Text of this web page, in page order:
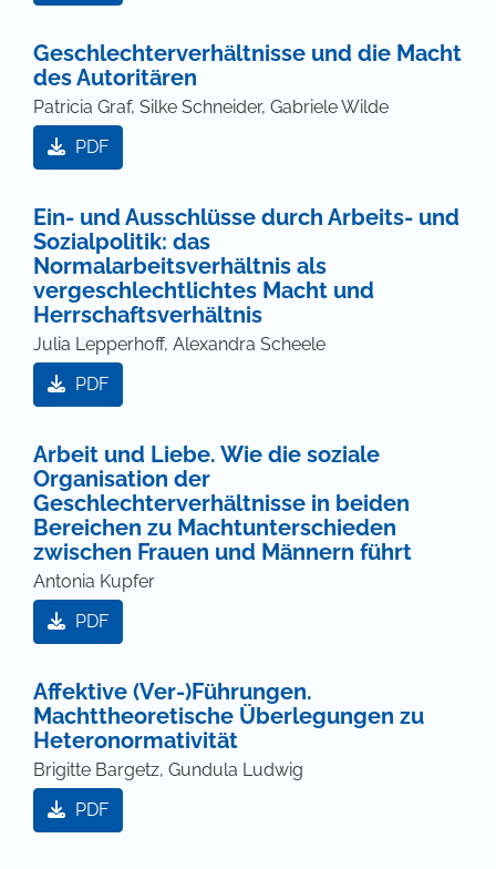
Geschlechterverhältnisse und die Macht
des Autoritären
Patricia Graf, Silke Schneider, Gabriele Wilde
PDF
Ein- und Ausschlüsse durch Arbeits- und
Sozialpolitik: das
Normalarbeitsverhältnis als
vergeschlechtlichtes Macht und
Herrschaftsverhältnis
Julia Lepperhoff, Alexandra Scheele
PDF
Arbeit und Liebe. Wie die soziale
Organisation der
Geschlechterverhältnisse in beiden
Bereichen zu Machtunterschieden
zwischen Frauen und Männern führt
Antonia Kupfer
PDF
Affektive (Ver-)Führungen.
Machttheoretische Überlegungen zu
Heteronormativität
Brigitte Bargetz, Gundula Ludwig
PDF